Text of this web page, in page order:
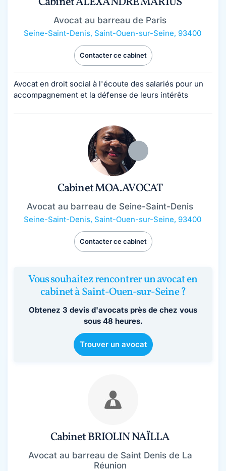
Avocat au barreau de Paris
Seine-Saint-Denis, Saint-Ouen-sur-Seine, 93400
Contacter ce cabinet
Avocat en droit social à l'écoute des salariés pour un
accompagnement et la défense de leurs intérêts
Cabinet MOA.AVOCAT
Avocat au barreau de Seine-Saint-Denis
Seine-Saint-Denis, Saint-Ouen-sur-Seine, 93400
Contacter ce cabinet
Vous souhaitez rencontrer un avocat en
cabinet à Saint-Ouen-sur-Seine ?
Obtenez 3 devis d'avocats près de chez vous
sous 48 heures.
Trouver un avocat
Cabinet BRIOLIN NAÏLLA
Avocat au barreau de Saint Denis de La
Réunion